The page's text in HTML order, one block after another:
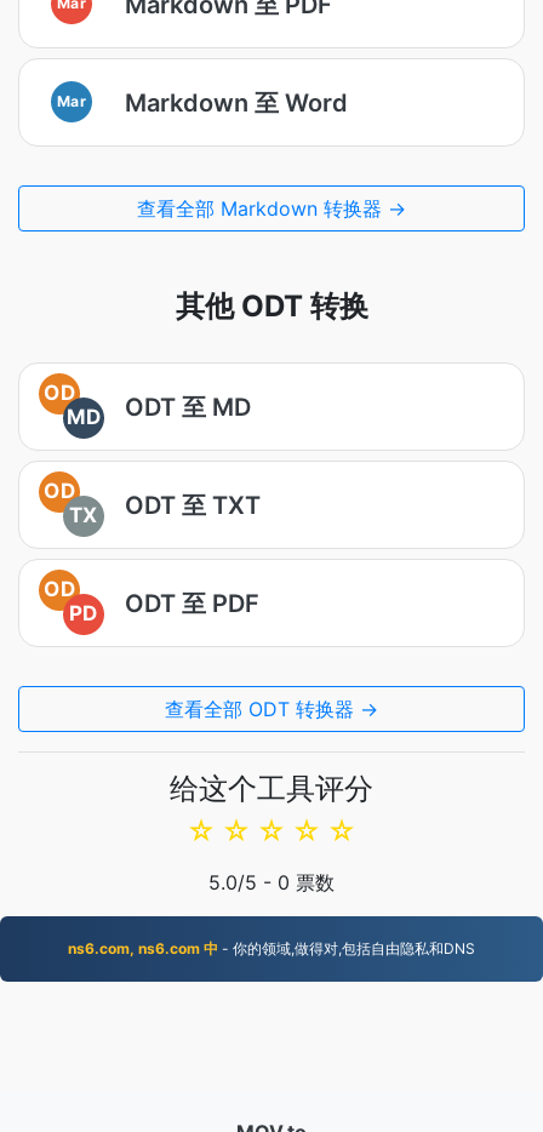
Mar Markdown 至 Word
查看全部 Markdown 转换器 →
其他 ODT 转换
OD
MD
ODT 至 MD
OD
TX
ODT 至 TXT
OD
PD
ODT 至 PDF
查看全部 ODT 转换器 →
给这个工具评分
☆
☆
☆
☆
☆
5.0/5 - 0 票数
ns6.com, ns6.com 中 - 你的领域,做得对,包括自由隐私和DNS